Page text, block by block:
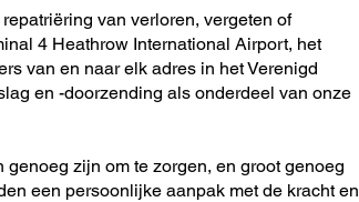
van verloren, vergeten of
4 Heathrow International Airport, het
van en naar elk adres in het Verenigd
en -doorzending als onderdeel van onze
zijn om te zorgen, en groot genoeg
een persoonlijke aanpak met de kracht en